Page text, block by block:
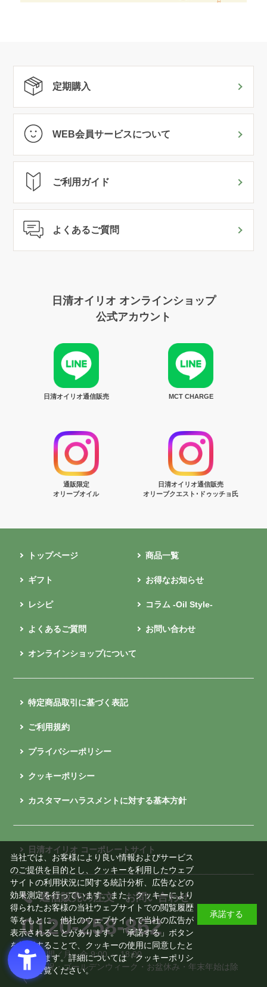
定期購入
WEB会員サービスについて
ご利用ガイド
よくあるご質問
日清オイリオ オンラインショップ
公式アカウント
日清オイリオ通信販売 MCT CHARGE
通販限定
オリーブオイル
日清オイリオ通信販売
オリーブクエスト･ドゥッチョ氏
トップページ 商品一覧
ギフト お得なお知らせ
レシピ コラム -Oil Style-
よくあるご質問 お問い合わせ
オンラインショップについて
特定商品取引に基づく表記
ご利用規約
プライバシーポリシー
クッキーポリシー
カスタマーハラスメントに対する基本方針
日清オイリオ コーポレートサイト
通信販売の注文・お問い合わせ
0120-258-862
受付時間／月～金 9:00 ～ 18:00
※土日祝・ゴールデンウィーク・お盆休み・年末年始は除
く
当社では、お客様により良い情報およびサービス
のご提供を目的とし、クッキーを利用したウェブ
サイトの利用状況に関する統計分析、広告などの
効果測定を行っています。また、クッキーにより
得られたお客様の当社ウェブサイトでの閲覧履歴
等をもとに、他社のウェブサイトで当社の広告が
表示されることがあります。「承諾する」ボタン
を押下することで、クッキーの使用に同意したと
みなされます。詳細については「クッキーポリシ
ー
」をご覧ください。
承諾する